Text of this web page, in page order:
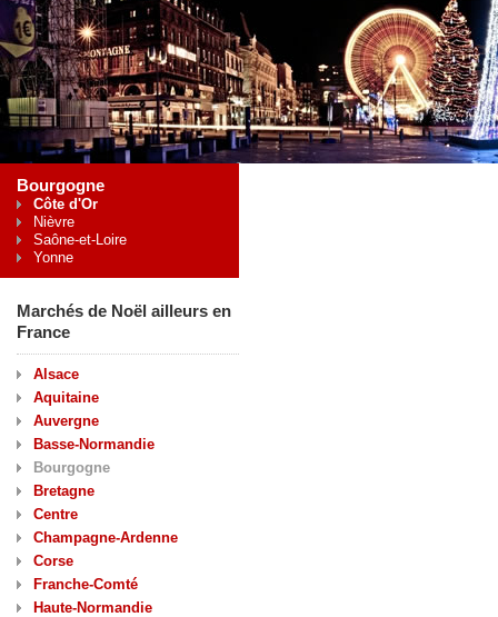
Bourgogne
Côte d'Or
Nièvre
Saône-et-Loire
Yonne
Marchés de Noël ailleurs en
France
Alsace
Aquitaine
Auvergne
Basse-Normandie
Bourgogne
Bretagne
Centre
Champagne-Ardenne
Corse
Franche-Comté
Haute-Normandie